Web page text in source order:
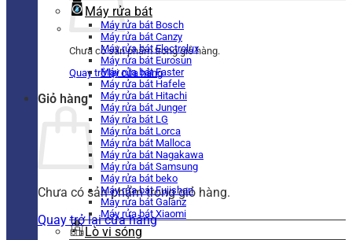
Chưa có sản phẩm trong giỏ hàng.
Quay trở lại cửa hàng
Giỏ hàng
Chưa có sản phẩm trong giỏ hàng.
Quay trở lại cửa hàng
Máy rửa bát
Máy rửa bát Bosch
Máy rửa bát Canzy
Máy rửa bát Electrolux
Máy rửa bát Eurosun
Máy rửa bát Faster
Máy rửa bát Hafele
Máy rửa bát Hitachi
Máy rửa bát Junger
Máy rửa bát LG
Máy rửa bát Lorca
Máy rửa bát Malloca
Máy rửa bát Nagakawa
Máy rửa bát Samsung
Máy rửa bát beko
Máy rửa bát Fujishan
Máy rửa bát Galanz
Máy rửa bát Xiaomi
Lò vi sóng